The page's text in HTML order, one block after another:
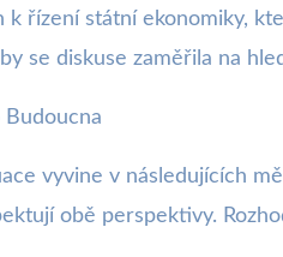
k řízení státní ekonomiky,
se diskuse zaměřila na
vyvine v následujících
obě perspektivy.